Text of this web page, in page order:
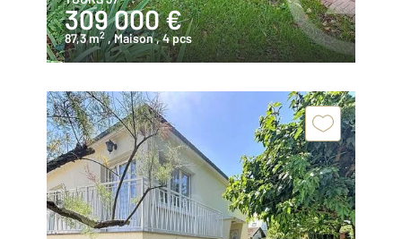
309 000 €
87,3 m2 , Maison, 4 pcs